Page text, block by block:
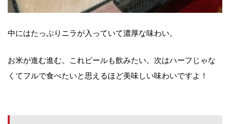
中にはたっぷりニラが入っていて濃厚な味わい。
お米が進む進む。これビールも飲みたい。次はハーフじゃな
くてフルで食べたいと思えるほど美味しい味わいですよ！